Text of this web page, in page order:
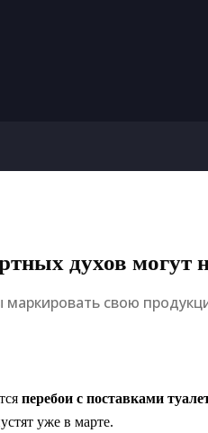
духов могут
свою
перебои с поставками
уже в марте.